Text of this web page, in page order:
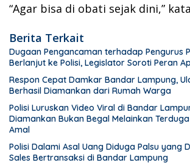
“Agar bisa di obati sejak dini,”
Berita Terkait
Dugaan Pengancaman terhadap Pengurus
Berlanjut ke Polisi, Legislator Soroti Peran
Respon Cepat Damkar Bandar Lampung,
Berhasil Diamankan dari Rumah Warga
Polisi Luruskan Video Viral di Bandar
Diamankan Bukan Begal Melainkan
Amal
Polisi Dalami Asal Uang Diduga Palsu yang
Sales Bertransaksi di Bandar Lampung